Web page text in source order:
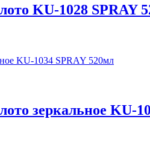
KU-1028 SPRAY
зеркальное KU-